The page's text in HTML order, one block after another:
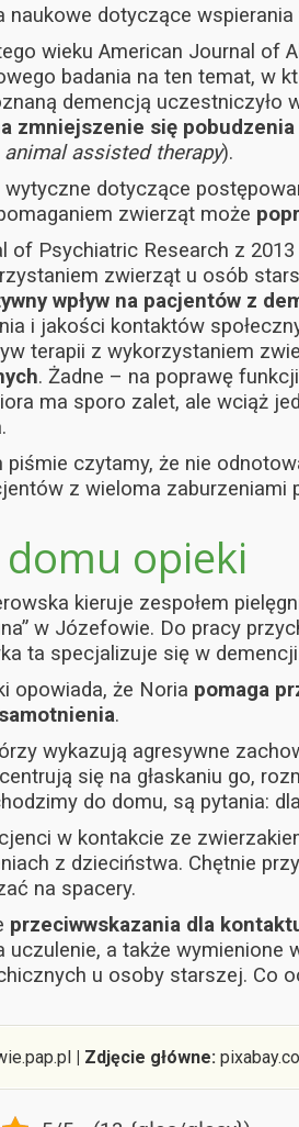
naukowe dotyczące
wieku American Journal of
badania na ten temat, w
demencją uczestniczyło
zmniejszenie się
animal assisted therapy).
wytyczne dotyczące
zwierząt może
of Psychiatric Research z
zwierząt u osób
wpływ na pacjentów z
i jakości kontaktów
terapii z wykorzystaniem
. Żadne – na poprawę
ma sporo zalet, ale wciąż
czytamy, że nie
z wieloma zaburzeniami
domu opieki
kieruje zespołem
w Józefowie. Do pracy
ta specjalizuje się w
opowiada, że Noria pomaga
.
wykazują agresywne
się na głaskaniu go,
do domu, są pytania:
w kontakcie ze
z dzieciństwa. Chętnie
na spacery.
przeciwwskazania dla
uczulenie, a także
u osoby starszej. Co
Zdjęcie główne: